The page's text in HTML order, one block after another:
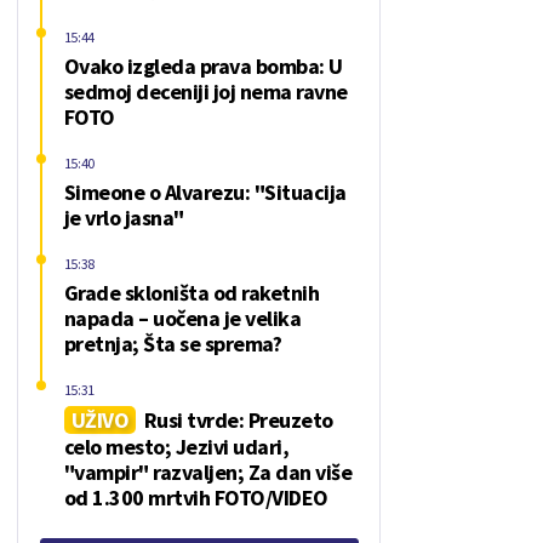
Ovako izgleda prava bomba: U
sedmoj deceniji joj nema ravne
FOTO
15:44
Simeone o Alvarezu: "Situacija
je vrlo jasna"
15:40
Grade skloništa od raketnih
napada – uočena je velika
pretnja; Šta se sprema?
15:38
UŽIVO
Rusi tvrde: Preuzeto
celo mesto; Jezivi udari,
"vampir" razvaljen; Za dan više
od 1.300 mrtvih FOTO/VIDEO
15:31